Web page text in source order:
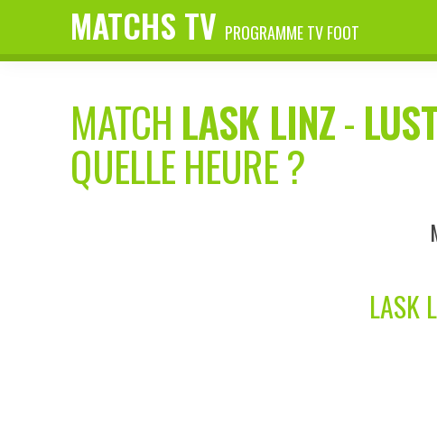
MATCHS TV PROGRAMME TV FOOT
MATCH LASK LINZ-
QUELLE HEURE ?
LASK